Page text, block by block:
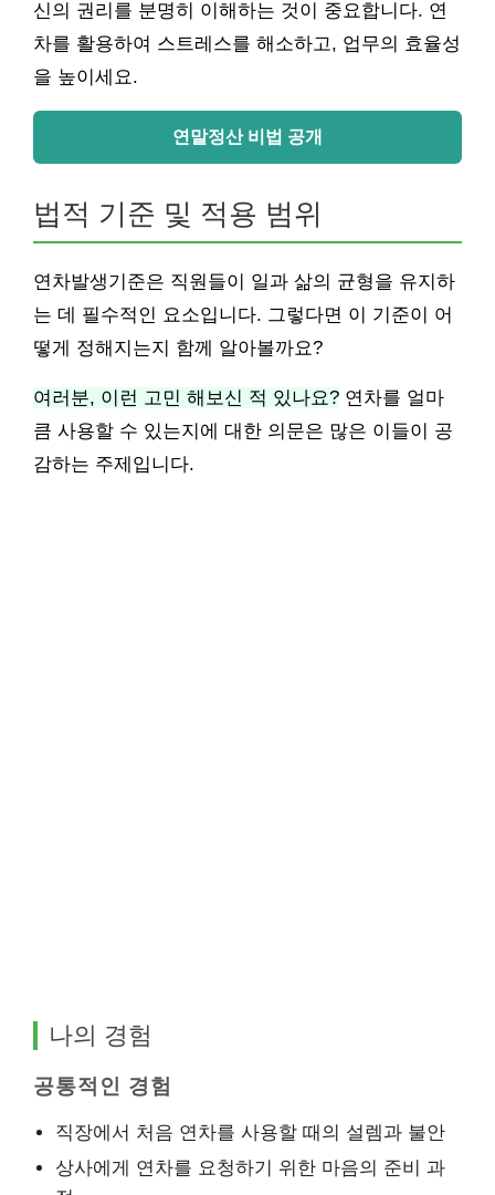
신의 권리를 분명히 이해하는 것이 중요합니다. 연
차를 활용하여 스트레스를 해소하고, 업무의 효율성
을 높이세요.
연말정산 비법 공개
법적 기준 및 적용 범위
연차발생기준은 직원들이 일과 삶의 균형을 유지하
는 데 필수적인 요소입니다. 그렇다면 이 기준이 어
떻게 정해지는지 함께 알아볼까요?
여러분, 이런 고민 해보신 적 있나요? 연차를 얼마
큼 사용할 수 있는지에 대한 의문은 많은 이들이 공
감하는 주제입니다.
나의 경험
공통적인 경험
직장에서 처음 연차를 사용할 때의 설렘과 불안
상사에게 연차를 요청하기 위한 마음의 준비 과